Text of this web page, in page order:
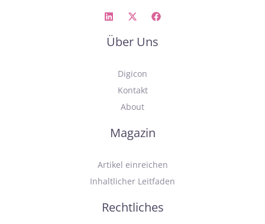
Über Uns
Digicon
Kontakt
About
Magazin
Artikel einreichen
Inhaltlicher Leitfaden
Rechtliches